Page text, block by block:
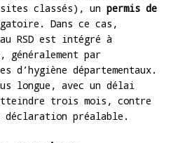
sites classés), un permis de
Dans ce cas,
RSD est intégré à
par
d’hygiène départementaux.
longue, avec un délai
trois mois, contre
déclaration préalable.